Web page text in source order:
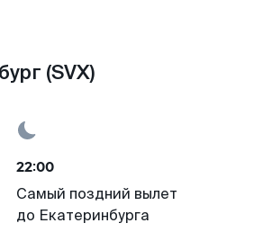
(SVX)
22:00
Самый поздний вылет
до Екатеринбурга